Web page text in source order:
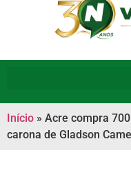
Início » Acre compra
carona de Gladson